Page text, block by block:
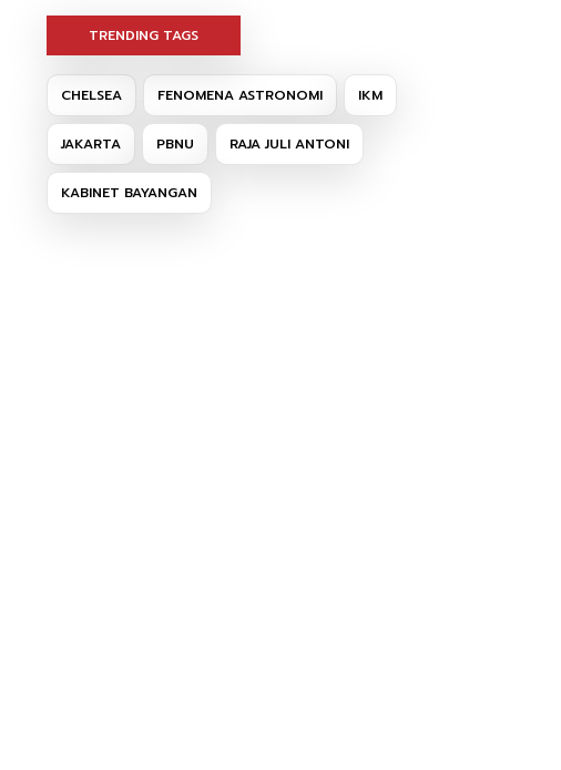
TRENDING TAGS
CHELSEA FENOMENA ASTRONOMI IKM
JAKARTA PBNU RAJA JULI ANTONI
KABINET BAYANGAN